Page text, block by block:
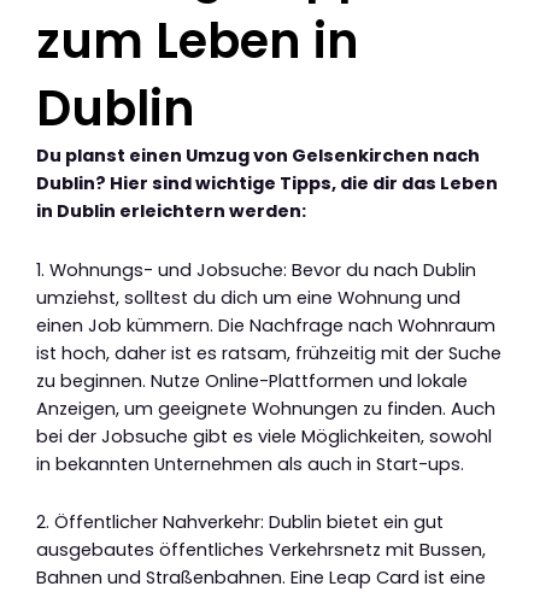
zum Leben in
Dublin
Du planst einen Umzug von Gelsenkirchen nach
Dublin? Hier sind wichtige Tipps, die dir das Leben
in Dublin erleichtern werden:
1. Wohnungs- und Jobsuche: Bevor du nach Dublin
umziehst, solltest du dich um eine Wohnung und
einen Job kümmern. Die Nachfrage nach Wohnraum
ist hoch, daher ist es ratsam, frühzeitig mit der Suche
zu beginnen. Nutze Online-Plattformen und lokale
Anzeigen, um geeignete Wohnungen zu finden. Auch
bei der Jobsuche gibt es viele Möglichkeiten, sowohl
in bekannten Unternehmen als auch in Start-ups.
2. Öffentlicher Nahverkehr: Dublin bietet ein gut
ausgebautes öffentliches Verkehrsnetz mit Bussen,
Bahnen und Straßenbahnen. Eine Leap Card ist eine